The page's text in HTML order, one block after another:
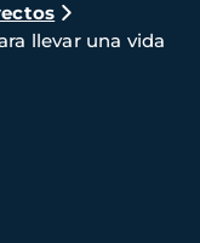
llevar una vida